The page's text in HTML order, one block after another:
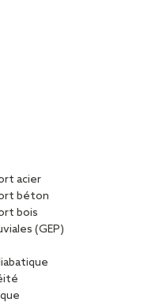
acier
béton
bois
(GEP)